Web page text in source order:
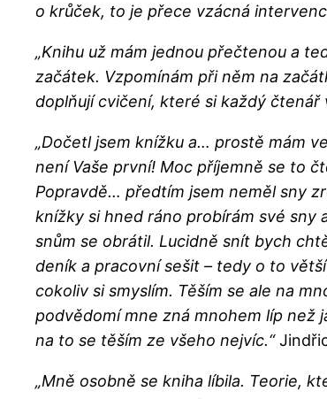
o krůček, to je přece vzácná
„Knihu už mám jednou přečtenou a
začátek. Vzpomínám při něm na
doplňují cvičení, které si každý čtenář
„Dočetl jsem knížku a… prostě mám
není Vaše první! Moc příjemně se to
Popravdě… předtím jsem neměl sny
knížky si hned ráno probírám své sny
snům se obrátil. Lucidně snít bych
deník a pracovní sešit – tedy o to
cokoliv si smyslím. Těším se ale na
podvědomí mne zná mnohem líp než
na to se těším ze všeho nejvíc.“
„Mně osobně se kniha líbila. Teorie,